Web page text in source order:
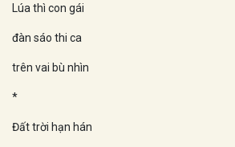
Lúa thì con gái
đàn sáo thi ca
trên vai bù nhìn
*
Đất trời hạn hán